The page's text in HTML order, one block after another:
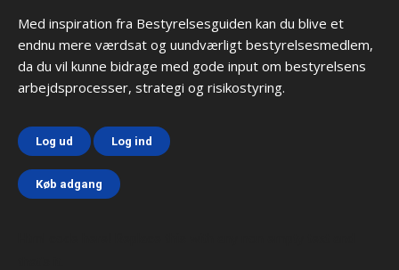
Med inspiration fra Bestyrelsesguiden kan du blive et
endnu mere værdsat og uundværligt bestyrelsesmedlem,
da du vil kunne bidrage med gode input om bestyrelsens
arbejdsprocesser, strategi og risikostyring.
Log ud Log ind
Køb adgang